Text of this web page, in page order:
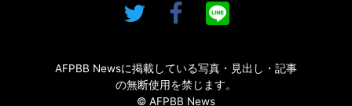
AFPBB Newsに掲載している写真・見出し・記事
の無断使用を禁じます。
© AFPBB News